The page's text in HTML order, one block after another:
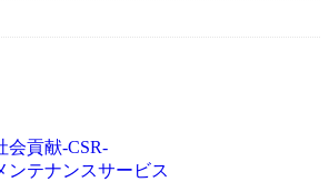
会貢献-CSR-
ンテナンスサービス